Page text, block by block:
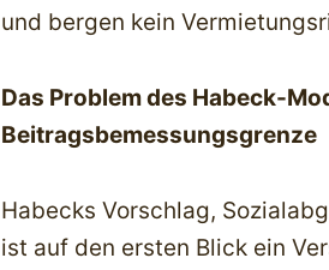
und bergen kein
Das Problem des Habeck-
Beitragsbemessungsgrenze
Habecks Vorschlag,
ist auf den ersten Blick ein